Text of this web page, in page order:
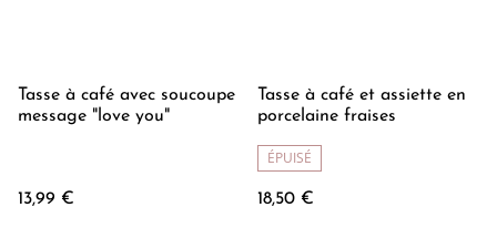
Tasse à café avec soucoupe
message "love you"
13,99 €
Tasse à café et assiette en
porcelaine fraises
ÉPUISÉ
18,50 €